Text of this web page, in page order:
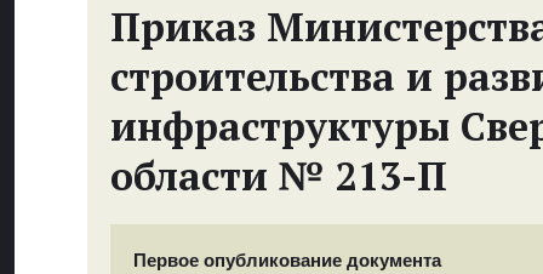
Приказ
строительства и
инфраструктуры
области № 213-П
Первое опубликование документа